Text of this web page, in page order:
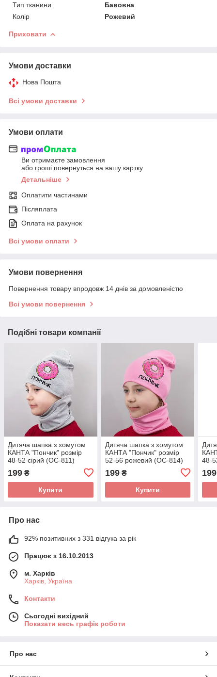
Тип тканини
Бавовна
Колір
Рожевий
Приховати
Умови доставки
Нова Пошта
Всі умови доставки
Умови оплати
Ви отримаєте замовлення
або гроші повернуться на вашу картку
Детальніше
Оплатити частинами
Післяплата
Оплата на рахунок
Всі умови оплати
Умови повернення
Повернення товару впродовж 14 днів за домовленістю
Всі умови повернення
Подібні товари компанії
Дитяча шапка з хомутом
КАНТА "Пончик" розмір
48-52 сірий (OC-811)
199 ₴
Купити
Дитяча шапка з хомутом
КАНТА "Пончик" розмір
52-56 рожевий (OC-814)
199₴
Купити
48-
199
Про нас
92% позитивних з 331 відгука за рік
Працює з 16.10.2013
м. Харків
Харків, Україна
Контакти
Сьогодні вихідний
Показати весь графік роботи
Про нас